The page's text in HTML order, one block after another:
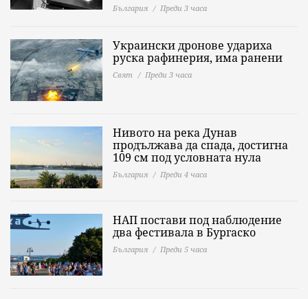
България Преди 3 часа
Украински дронове удариха
руска рафинерия, има ранени
Свят Преди 3 часа
Нивото на река Дунав
продължава да спада, достигна
109 см под условната нула
България Преди 4 часа
НАП постави под наблюдение
два фестивала в Бургаско
България Преди 5 часа